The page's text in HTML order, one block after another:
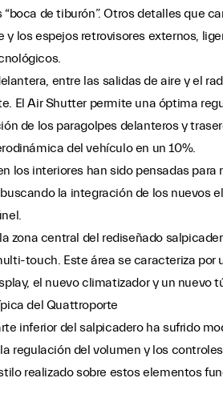
“boca de tiburón”. Otros detalles que
y los espejos retrovisores externos,
entre las salidas de aire y el
El Air Shutter permite una óptima
de los paragolpes delanteros y
del vehículo en un 10%.
los interiores han sido pensadas
la integración de los nuevos
zona central del rediseñado
touch. Este área se caracteriza por
el nuevo climatizador y un nuevo
del Quattroporte
inferior del salpicadero ha sufrido
regulación del volumen y los
realizado sobre estos elementos